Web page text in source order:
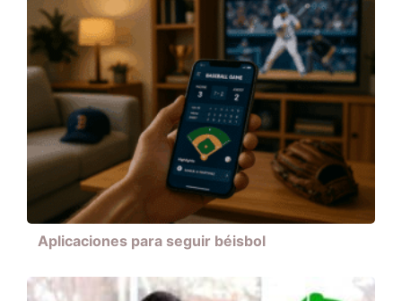
Aplicaciones para seguir béisbol